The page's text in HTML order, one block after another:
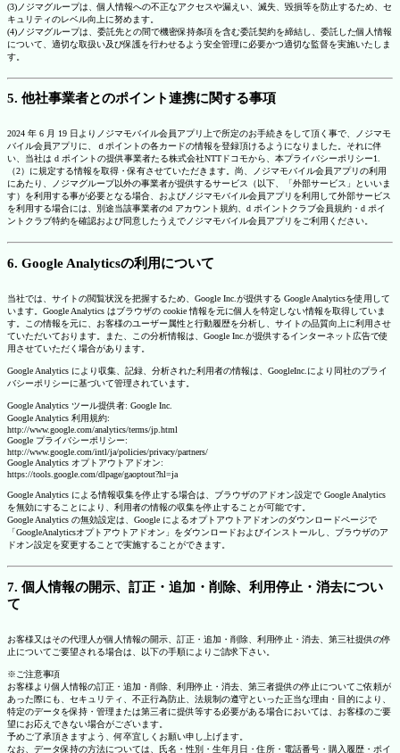
(3)ノジマグループは、個人情報への不正なアクセスや漏えい、滅失、毀損等を防止するため、セ
キュリティのレベル向上に努めます。
(4)ノジマグループは、委託先との間で機密保持条項を含む委託契約を締結し、委託した個人情報
について、適切な取扱い及び保護を行わせるよう安全管理に必要かつ適切な監督を実施いたしま
す。
5. 他社事業者とのポイント連携に関する事項
2024 年 6 月 19 日よりノジマモバイル会員アプリ上で所定のお手続きをして頂く事で、ノジマモ
バイル会員アプリに、ｄポイントの各カードの情報を登録頂けるようになりました。それに伴
い、当社は d ポイントの提供事業者たる株式会社NTTドコモから、本プライバシーポリシー1.
（2）に規定する情報を取得・保有させていただきます。尚、ノジマモバイル会員アプリの利用
にあたり、ノジマグループ以外の事業者が提供するサービス（以下、「外部サービス」といいま
す）を利用する事が必要となる場合、およびノジマモバイル会員アプリを利用して外部サービス
を利用する場合には、別途当該事業者のd アカウント規約、d ポイントクラブ会員規約・d ポイ
ントクラブ特約を確認および同意したうえでノジマモバイル会員アプリをご利用ください。
6. Google Analyticsの利用について
当社では、サイトの閲覧状況を把握するため、Google Inc.が提供する Google Analyticsを使用して
います。Google Analytics はブラウザの cookie 情報を元に個人を特定しない情報を取得していま
す。この情報を元に、お客様のユーザー属性と行動履歴を分析し、サイトの品質向上に利用させ
ていただいております。また、この分析情報は、Google Inc.が提供するインターネット広告で使
用させていただく場合があります。
Google Analytics により収集、記録、分析された利用者の情報は、GoogleInc.により同社のプライ
バシーポリシーに基づいて管理されています。
Google Analytics ツール提供者: Google Inc.
Google Analytics 利用規約:
http://www.google.com/analytics/terms/jp.html
Google プライバシーポリシー:
http://www.google.com/intl/ja/policies/privacy/partners/
Google Analytics オプトアウトアドオン:
https://tools.google.com/dlpage/gaoptout?hl=ja
Google Analytics による情報収集を停止する場合は、ブラウザのアドオン設定で Google Analytics
を無効にすることにより、利用者の情報の収集を停止することが可能です。
Google Analytics の無効設定は、Google によるオプトアウトアドオンのダウンロードページで
「GoogleAnalyticsオプトアウトアドオン」をダウンロードおよびインストールし、ブラウザのア
ドオン設定を変更することで実施することができます。
7. 個人情報の開示、訂正・追加・削除、利用停止・消去につい
て
お客様又はその代理人が個人情報の開示、訂正・追加・削除、利用停止・消去、第三社提供の停
止についてご要望される場合は、以下の手順によりご請求下さい。
※ご注意事項
お客様より個人情報の訂正・追加・削除、利用停止・消去、第三者提供の停止についてご依頼が
あった際にも、セキュリティ、不正行為防止、法規制の遵守といった正当な理由・目的により、
特定のデータを保持・管理または第三者に提供等する必要がある場合においては、お客様のご要
望にお応えできない場合がございます。
予めご了承頂きますよう、何卒宜しくお願い申し上げます。
なお、データ保持の方法については、氏名・性別・生年月日・住所・電話番号・購入履歴・ポイ